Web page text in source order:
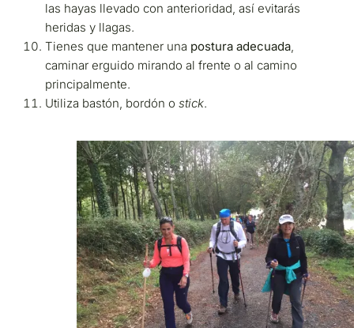
las hayas llevado con anterioridad, así evitarás
heridas y llagas.
Tienes que mantener una postura adecuada,
caminar erguido mirando al frente o al camino
principalmente.
Utiliza bastón, bordón ostick.